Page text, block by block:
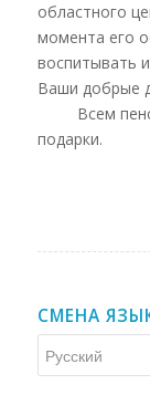
областного
момента его
воспитывать
Ваши добрые
Всем
подарки.
СМЕНА
языка